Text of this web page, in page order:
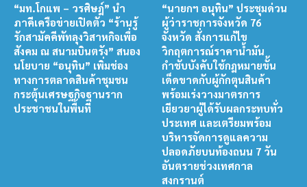
“มท.โกแพ – วรศิษฎ์” นำ
ภาคีเครือข่ายเปิดตัว “ร้านรู้
รักสามัคคีพัทลุงวิสาหกิจเพื่อ
สังคม ณ สนามบินตรัง” สนอง
นโยบาย “อนุทิน” เพิ่มช่อง
ทางการตลาดสินค้าชุมชน
กระตุ้นเศรษฐกิจฐานราก
ประชาชนในพื้นที่
“นายกฯ อนุทิน” ประชุมด่วน
ผู้ว่าราชการจังหวัด 76
จังหวัด สั่งการแก้ไข
วิกฤตการณ์ราคาน้ำมัน
กำชับบังคับใช้กฎหมายขั้น
เด็ดขาดกับผู้กักตุนสินค้า
พร้อมเร่งวางมาตรการ
เยียวยาผู้ได้รับผลกระทบทั่ว
ประเทศ และเตรียมพร้อม
บริหารจัดการดูแลความ
ปลอดภัยบนท้องถนน 7 วัน
อันตรายช่วงเทศกาล
สงกรานต์